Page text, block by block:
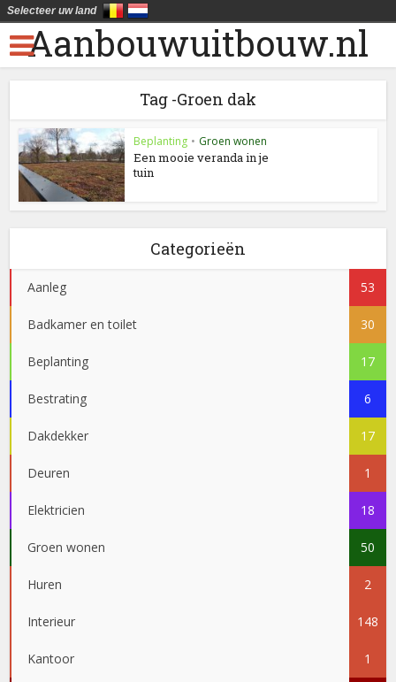
Aanbouwuitbouw.nl
Tag -Groen dak
Beplanting • Groen wonen
Een mooie veranda in je
tuin
Categorieën
Aanleg 53
Badkamer en toilet 30
Beplanting 17
Bestrating 6
Dakdekker 17
Deuren 1
Elektricien 18
Groen wonen 50
Huren 2
Interieur 148
Kantoor 1
Selecteer uw land